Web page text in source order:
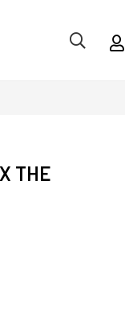
THE